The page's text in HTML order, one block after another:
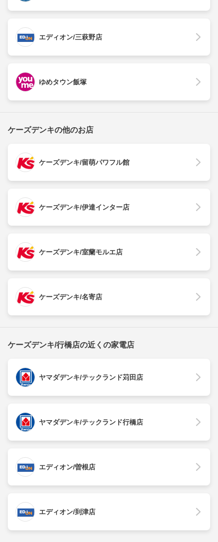
エディオン/三萩野店
ゆめタウン飯塚
ケーズデンキの他のお店
ケーズデンキ/留萌パワフル館
ケーズデンキ/伊達インター店
ケーズデンキ/室蘭モルエ店
ケーズデンキ/名寄店
ケーズデンキ/行橋店の近くの家電店
ヤマダデンキ/テックランド苅田店
ヤマダデンキ/テックランド行橋店
エディオン/曽根店
エディオン/到津店